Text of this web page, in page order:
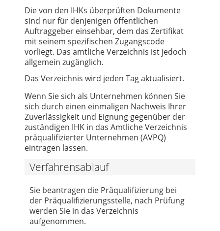
Die von den IHKs überprüften Dokumente
sind nur für denjenigen öffentlichen
Auftraggeber einsehbar, dem das Zertifikat
mit seinem spezifischen Zugangscode
vorliegt. Das amtliche Verzeichnis ist jedoch
allgemein zugänglich.
Das Verzeichnis wird jeden Tag aktualisiert.
Wenn Sie sich als Unternehmen können Sie
sich durch einen einmaligen Nachweis Ihrer
Zuverlässigkeit und Eignung gegenüber der
zuständigen IHK in das Amtliche Verzeichnis
präqualifizierter Unternehmen (AVPQ)
eintragen lassen.
Verfahrensablauf
Sie beantragen die Präqualifizierung bei
der Präqualifizierungsstelle, nach Prüfung
werden Sie in das Verzeichnis
aufgenommen.